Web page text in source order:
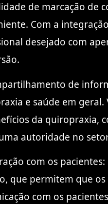
de marcação de
Com a
desejado com
de
e saúde em
da quiropraxia,
autoridade no
com os
que permitem que
com os